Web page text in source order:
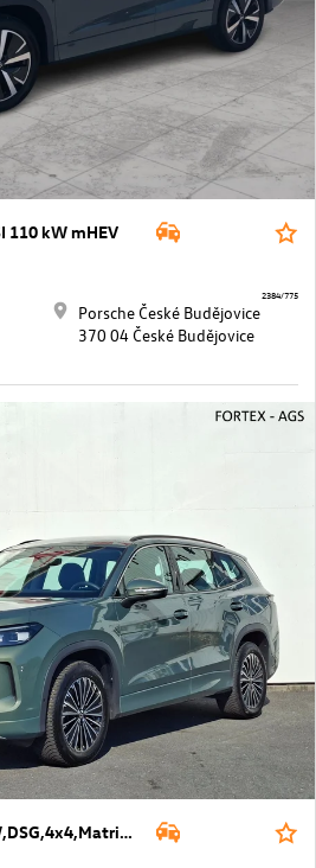
110 kW mHEV
Porsche České Budějovice
370 04 České Budějovice
2384/775
VW Tayron 2.0 TDI,142kW,DSG,4x4,Matrix,Tažné